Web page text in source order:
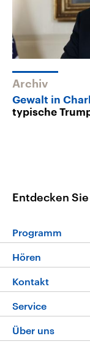
Archiv
Gewalt in
typische
Entdecken
Programm
Programm
Die
Neue
Hören
Livestream
Podcasts
Kontakt
Service
FAQ
Über uns